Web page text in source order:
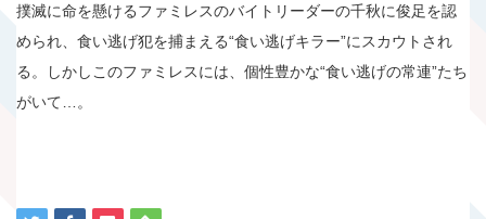
撲滅に命を懸けるファミレスのバイトリーダーの千秋に俊足を認
められ、食い逃げ犯を捕まえる“食い逃げキラー”にスカウトされ
る。しかしこのファミレスには、個性豊かな“食い逃げの常連”たち
がいて…。